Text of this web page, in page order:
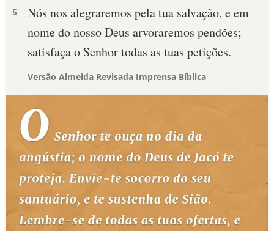
5
Nós nos alegraremos pela tua salvação, e em
nome do nosso Deus arvoraremos pendões;
satisfaça o Senhor todas as tuas petições.
Versão Almeida Revisada Imprensa Bíblica